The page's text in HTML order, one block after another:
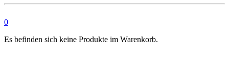
0
Es befinden sich keine Produkte im Warenkorb.